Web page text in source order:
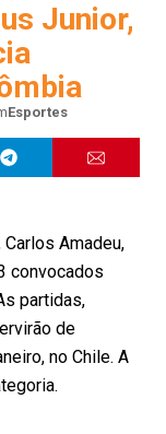
Junior,
Esportes
Amadeu,
convocados
partidas,
de
no Chile. A